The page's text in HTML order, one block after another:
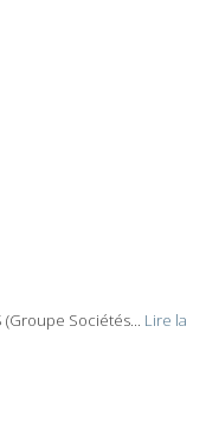
(Groupe Sociétés... Lire la